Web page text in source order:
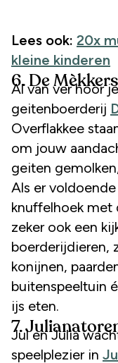
Lees ook: 20x
kleine kinderen
6. De
Al van ver hoor
geitenboerderij
Overflakkee
om jouw
geiten
Als er
knuffelhoek met
zeker ook een
boerderijdieren,
konijnen,
buitenspeeltuin
ijs eten.
7.
Jul en Julia
speelplezier in